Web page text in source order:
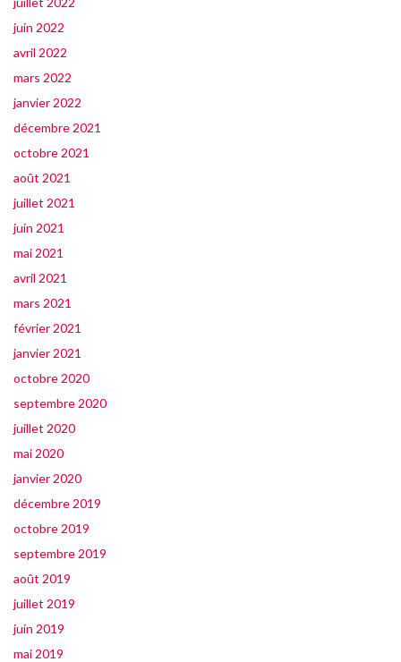
juin 2022
avril 2022
mars 2022
janvier 2022
décembre 2021
octobre 2021
août 2021
juillet 2021
juin 2021
mai 2021
avril 2021
mars 2021
février 2021
janvier 2021
octobre 2020
septembre 2020
juillet 2020
mai 2020
janvier 2020
décembre 2019
octobre 2019
septembre 2019
août 2019
juillet 2019
juin 2019
mai 2019